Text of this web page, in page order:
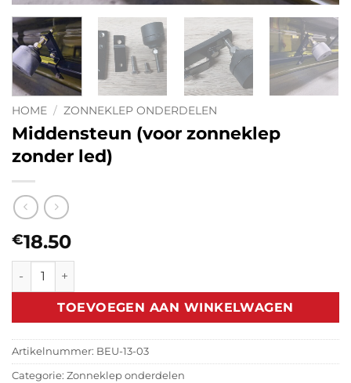
HOME / ZONNEKLEP ONDERDELEN
Middensteun (voor zonneklep
zonder led)
€18.50
Middensteun (voor zonneklep zonder led) aantal
TOEVOEGEN AAN WINKELWAGEN
Artikelnummer: BEU-13-03
Categorie: Zonneklep onderdelen